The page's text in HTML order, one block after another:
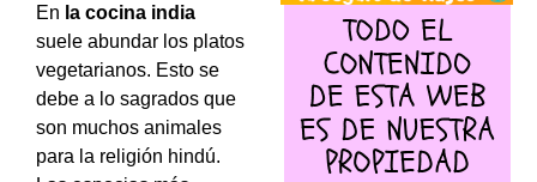
En la cocina india
suele abundar los platos
vegetarianos. Esto se
debe a lo sagrados que
son muchos animales
para la religión hindú.